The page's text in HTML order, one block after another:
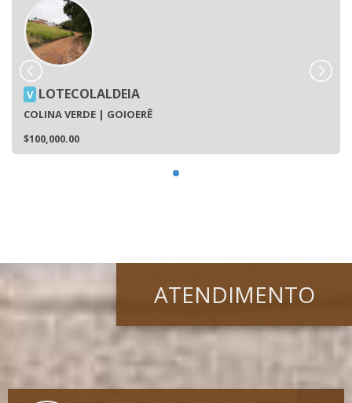
V LOTECOLALDEIA
COLINA VERDE | GOIOERÊ
$100,000.00
ATENDIMENTO